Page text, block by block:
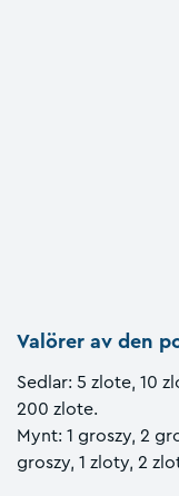
Valörer av den
Sedlar: 5 zlote, 10
200 zlote.
Mynt: 1 groszy, 2
groszy, 1 zloty, 2